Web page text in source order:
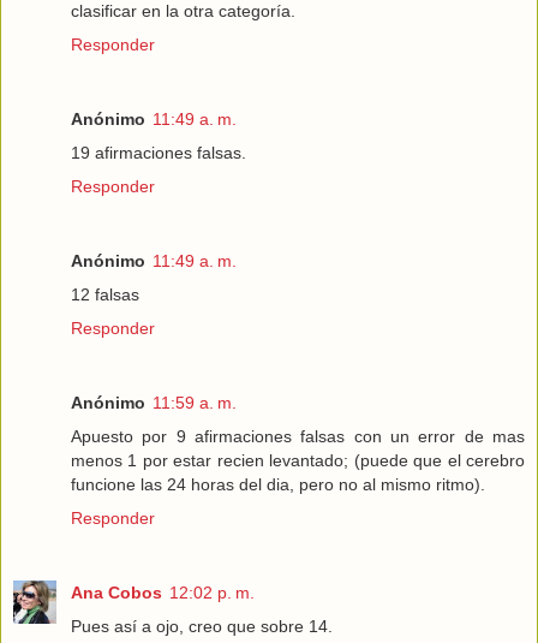
clasificar en la otra categoría.
Responder
Anónimo 11:49 a. m.
19 afirmaciones falsas.
Responder
Anónimo 11:49 a. m.
12 falsas
Responder
Anónimo 11:59 a. m.
Apuesto por 9 afirmaciones falsas con un error de mas
menos 1 por estar recien levantado; (puede que el cerebro
funcione las 24 horas del dia, pero no al mismo ritmo).
Responder
Ana Cobos 12:02 p. m.
Pues así a ojo, creo que sobre 14.